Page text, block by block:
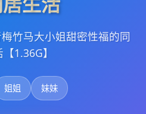
竹马大小姐甜密性福的同
1.36G】
姐姐 妹妹